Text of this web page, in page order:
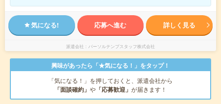
気になる! 応募へ進む 詳しく見る
派遣会社 パーソルテンプスタッフ株式会社
興味があったら「★気になる！」をタップ！
「気になる！」を押しておくと、派遣会社から
「面談確約」 や 「応募歓迎」 が届きます！